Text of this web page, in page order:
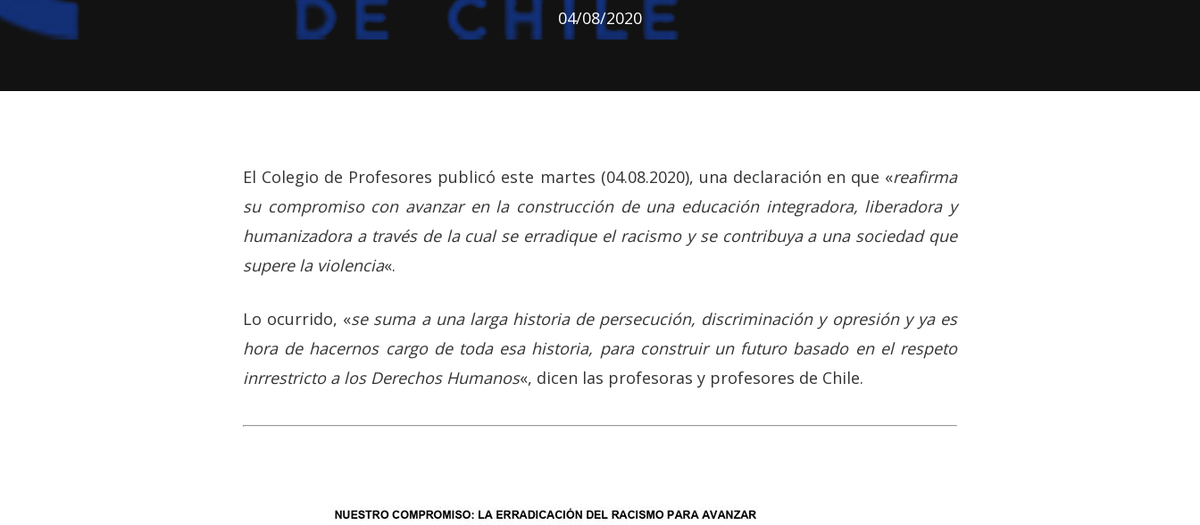
Hit enter to search or ESC to close
04/08/2020
El Colegio de Profesores publicó este martes (04.08.2020), una declaración en que «reafirma
su compromiso con avanzar en la construcción de una educación integradora, liberadora y
humanizadora a través de la cual se erradique el racismo y se contribuya a una sociedad que
supere la violencia«.
Lo ocurrido, «se suma a una larga historia de persecución, discriminación y opresión y ya es
hora de hacernos cargo de toda esa historia, para construir un futuro basado en el respeto
inrrestricto a los Derechos Humanos«, dicen las profesoras y profesores de Chile.